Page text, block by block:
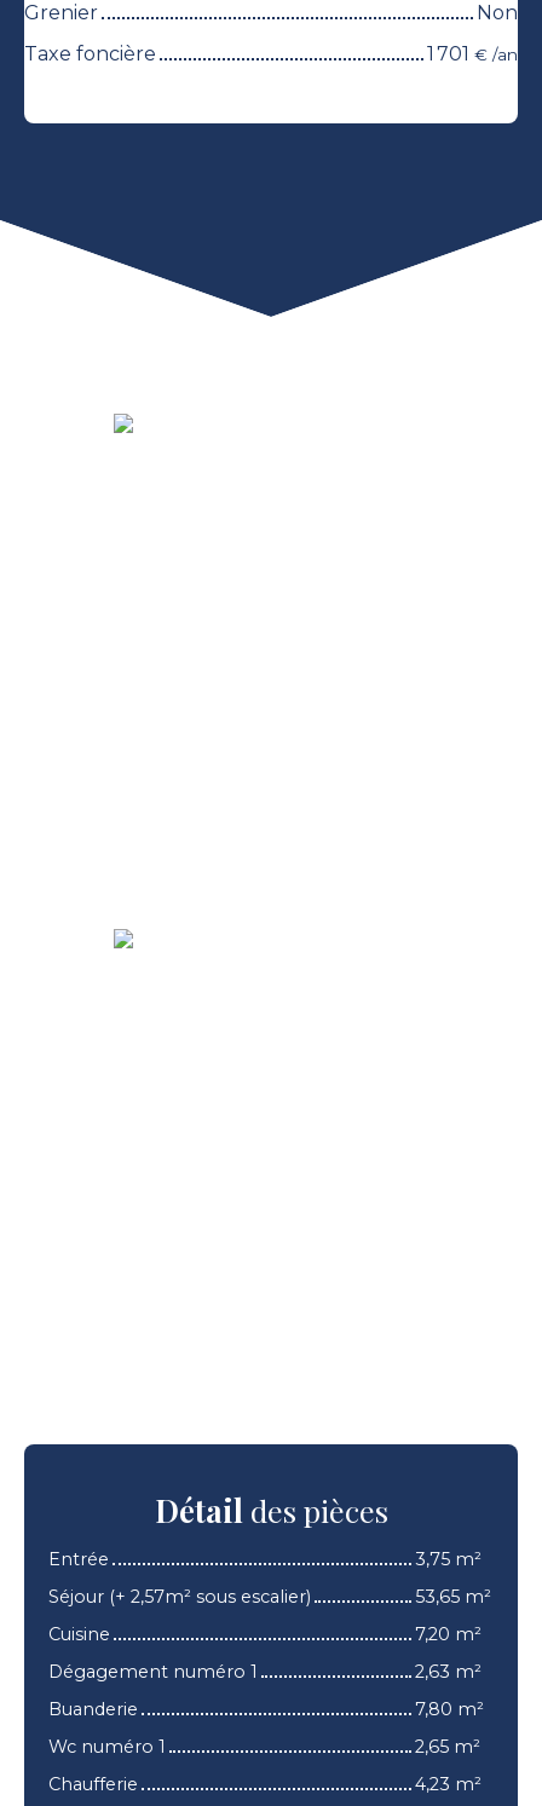
Grenier
Non
Taxe foncière
1 701 € /an
Détail des pièces
Entrée
3,75 m²
Séjour (+ 2,57m² sous escalier)
53,65 m²
Cuisine
7,20 m²
Dégagement numéro 1
2,63 m²
Buanderie
7,80 m²
Wc numéro 1
2,65 m²
Chaufferie
4,23 m²